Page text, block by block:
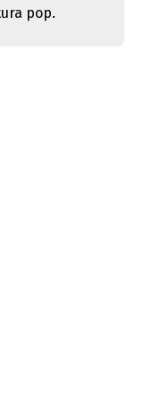
pop.